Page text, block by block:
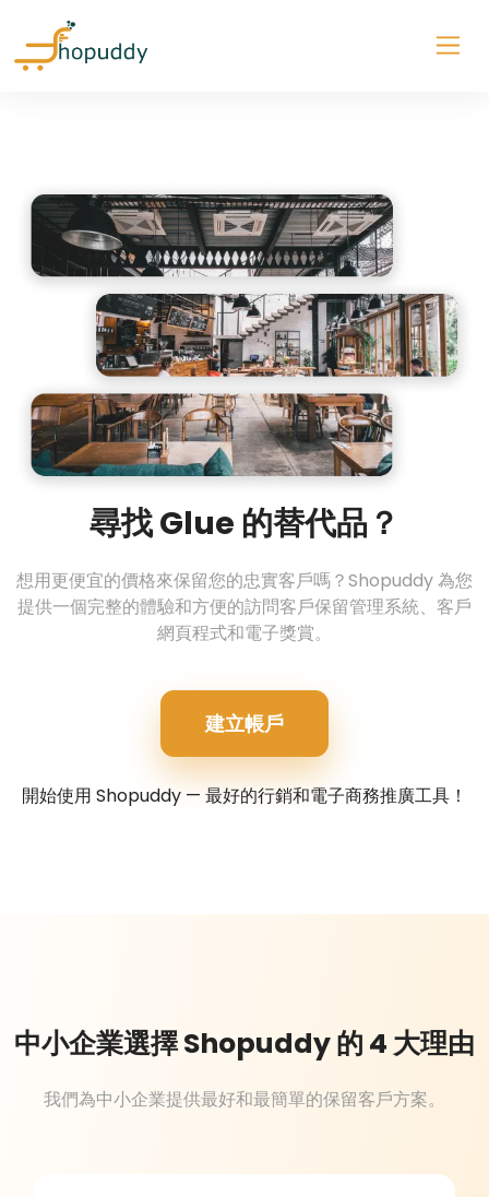
尋找 Glue 的替代品？
想用更便宜的價格來保留您的忠實客戶嗎？Shopuddy 為您
提供一個完整的體驗和方便的訪問客戶保留管理系統、客戶
網頁程式和電子獎賞。
建立帳戶
開始使用 Shopuddy — 最好的行銷和電子商務推廣工具！
中小企業選擇 Shopuddy 的 4 大理由
我們為中小企業提供最好和最簡單的保留客戶方案。